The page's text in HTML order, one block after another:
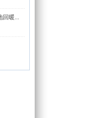
回暖...